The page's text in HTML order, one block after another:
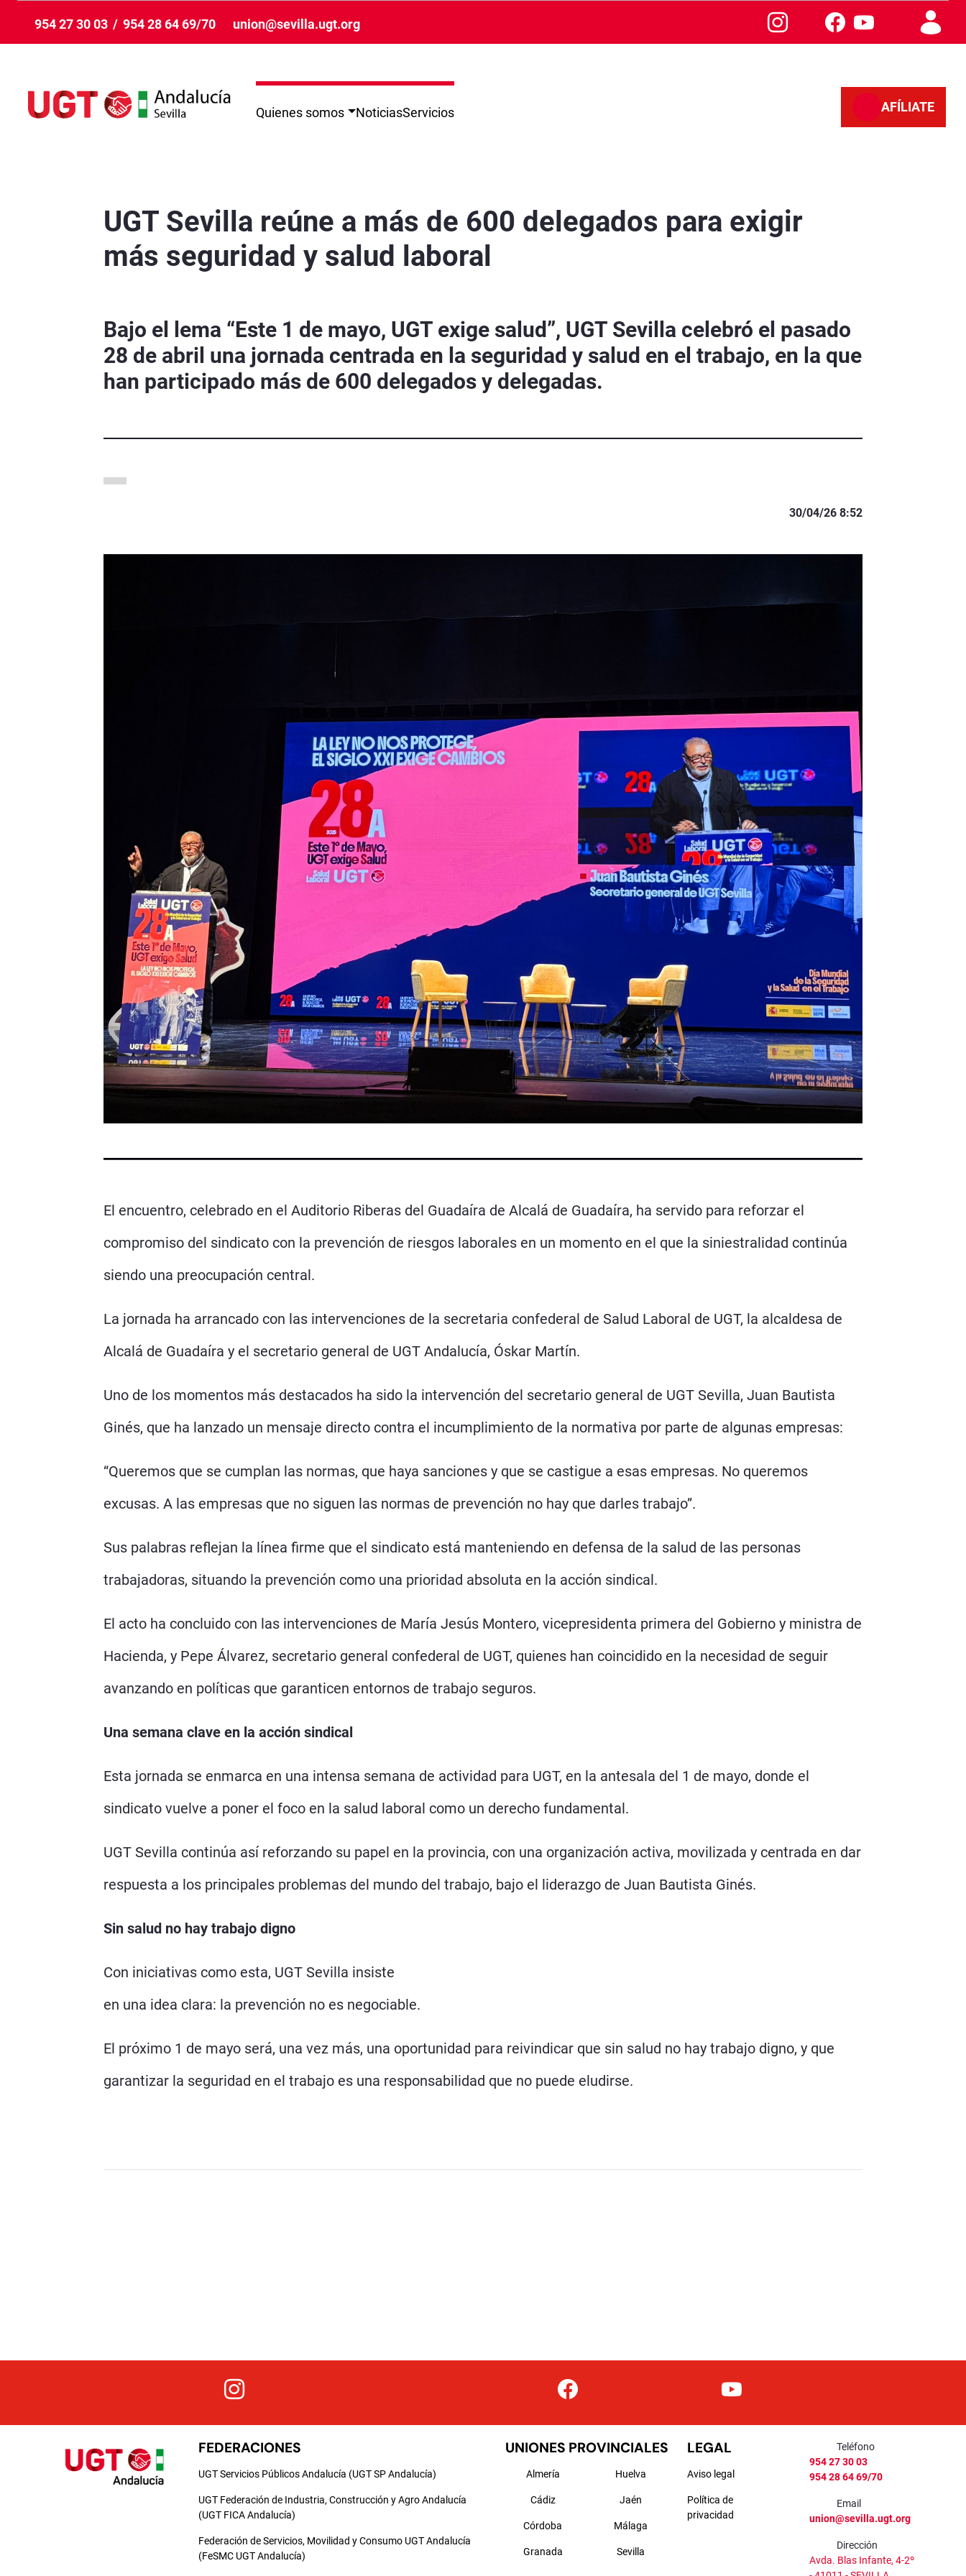
954 27 30 03 / 954 28 64 69/70 union@sevilla.ugt.org
Quienes somos NoticiasServicios AFÍLIATE
UGT Sevilla reúne a más de 600 delegados para exigir
más seguridad y salud laboral
Bajo el lema “Este 1 de mayo, UGT exige salud”, UGT Sevilla celebró el pasado
28 de abril una jornada centrada en la seguridad y salud en el trabajo, en la que
han participado más de 600 delegados y delegadas.
30/04/26 8:52
El encuentro, celebrado en el Auditorio Riberas del Guadaíra de Alcalá de Guadaíra, ha servido para reforzar el
compromiso del sindicato con la prevención de riesgos laborales en un momento en el que la siniestralidad continúa
siendo una preocupación central.
La jornada ha arrancado con las intervenciones de la secretaria confederal de Salud Laboral de UGT, la alcaldesa de
Alcalá de Guadaíra y el secretario general de UGT Andalucía, Óskar Martín.
Uno de los momentos más destacados ha sido la intervención del secretario general de UGT Sevilla, Juan Bautista
Ginés, que ha lanzado un mensaje directo contra el incumplimiento de la normativa por parte de algunas empresas:
“Queremos que se cumplan las normas, que haya sanciones y que se castigue a esas empresas. No queremos
excusas. A las empresas que no siguen las normas de prevención no hay que darles trabajo”.
Sus palabras reflejan la línea firme que el sindicato está manteniendo en defensa de la salud de las personas
trabajadoras, situando la prevención como una prioridad absoluta en la acción sindical.
El acto ha concluido con las intervenciones de María Jesús Montero, vicepresidenta primera del Gobierno y ministra de
Hacienda, y Pepe Álvarez, secretario general confederal de UGT, quienes han coincidido en la necesidad de seguir
avanzando en políticas que garanticen entornos de trabajo seguros.
Una semana clave en la acción sindical
Esta jornada se enmarca en una intensa semana de actividad para UGT, en la antesala del 1 de mayo, donde el
sindicato vuelve a poner el foco en la salud laboral como un derecho fundamental.
UGT Sevilla continúa así reforzando su papel en la provincia, con una organización activa, movilizada y centrada en dar
respuesta a los principales problemas del mundo del trabajo, bajo el liderazgo de Juan Bautista Ginés.
Sin salud no hay trabajo digno
Con iniciativas como esta, UGT Sevilla insiste
en una idea clara: la prevención no es negociable.
El próximo 1 de mayo será, una vez más, una oportunidad para reivindicar que sin salud no hay trabajo digno, y que
garantizar la seguridad en el trabajo es una responsabilidad que no puede eludirse.
FEDERACIONES
UGT Servicios Públicos Andalucía (UGT SP Andalucía)
UGT Federación de Industria, Construcción y Agro Andalucía
(UGT FICA Andalucía)
Federación de Servicios, Movilidad y Consumo UGT Andalucía
(FeSMC UGT Andalucía)
UNIONES PROVINCIALES
Almería
Cádiz
Córdoba
Granada
Huelva
Jaén
Málaga
Sevilla
LEGAL
Aviso legal
Política de
privacidad
Teléfono
954 27 30 03
954 28 64 69/70
Email
union@sevilla.ugt.org
Dirección
Avda. Blas Infante, 4-2º